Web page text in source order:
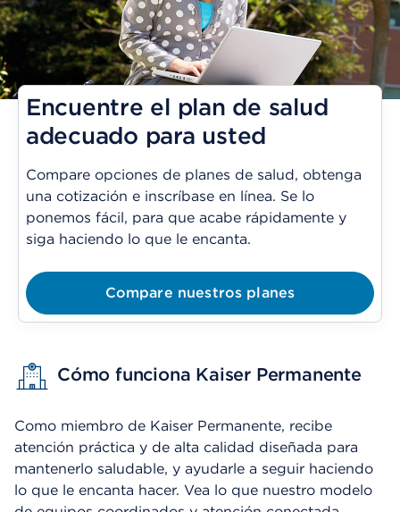
Encuentre el plan de salud
adecuado para usted
Compare opciones de planes de salud, obtenga
una cotización e inscríbase en línea. Se lo
ponemos fácil, para que acabe rápidamente y
siga haciendo lo que le encanta.
Compare nuestros planes
Cómo funciona Kaiser Permanente
Como miembro de Kaiser Permanente, recibe
atención práctica y de alta calidad diseñada para
mantenerlo saludable, y ayudarle a seguir haciendo
lo que le encanta hacer. Vea lo que nuestro modelo